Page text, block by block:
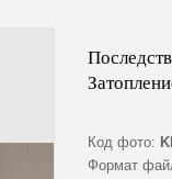
Код фото:
Формат